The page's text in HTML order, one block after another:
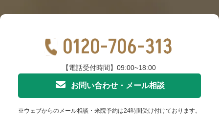
0120-706-313
【電話受付時間】09:00~18:00
お問い合わせ・メール相談
※ウェブからのメール相談・来院予約は24時間受け付けております。